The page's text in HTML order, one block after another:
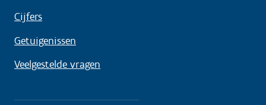
Cijfers
Getuigenissen
Veelgestelde vragen